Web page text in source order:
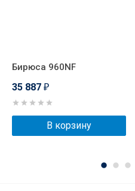
Бирюса 960NF
35 887 ₽
В корзину